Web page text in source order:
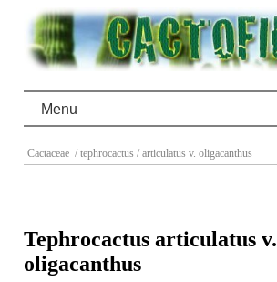
Menu
Cactaceae / tephrocactus / articulatus v. oligacanthus
Tephrocactus articulatus v.
oligacanthus